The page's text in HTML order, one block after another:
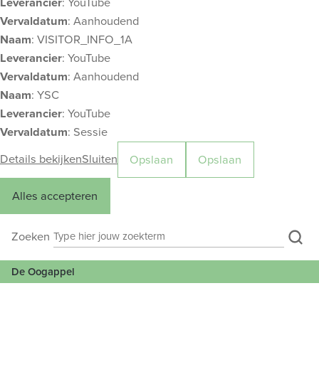
Vervaldatum: Aanhoudend
Naam: VISITOR_INFO_1A
Leverancier: YouTube
Vervaldatum: Aanhoudend
Naam: YSC
Leverancier: YouTube
Vervaldatum: Sessie
Details bekijkenSluiten Opslaan Opslaan
Alles accepteren
De Oogappel
De Oogappel
Zoeken